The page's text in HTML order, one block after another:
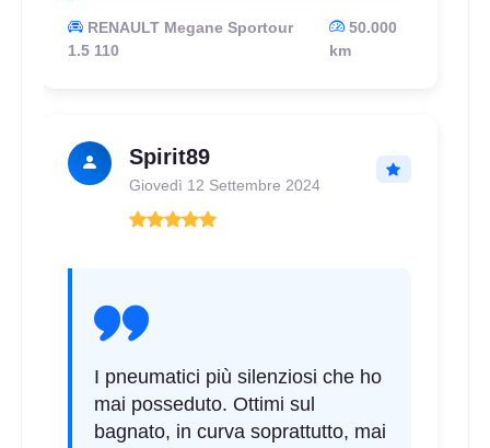
RENAULT Megane Sportour
1.5 110
50.000
km
Spirit89
Giovedì 12 Settembre 2024
I pneumatici più silenziosi che ho
mai posseduto. Ottimi sul
bagnato, in curva soprattutto, mai